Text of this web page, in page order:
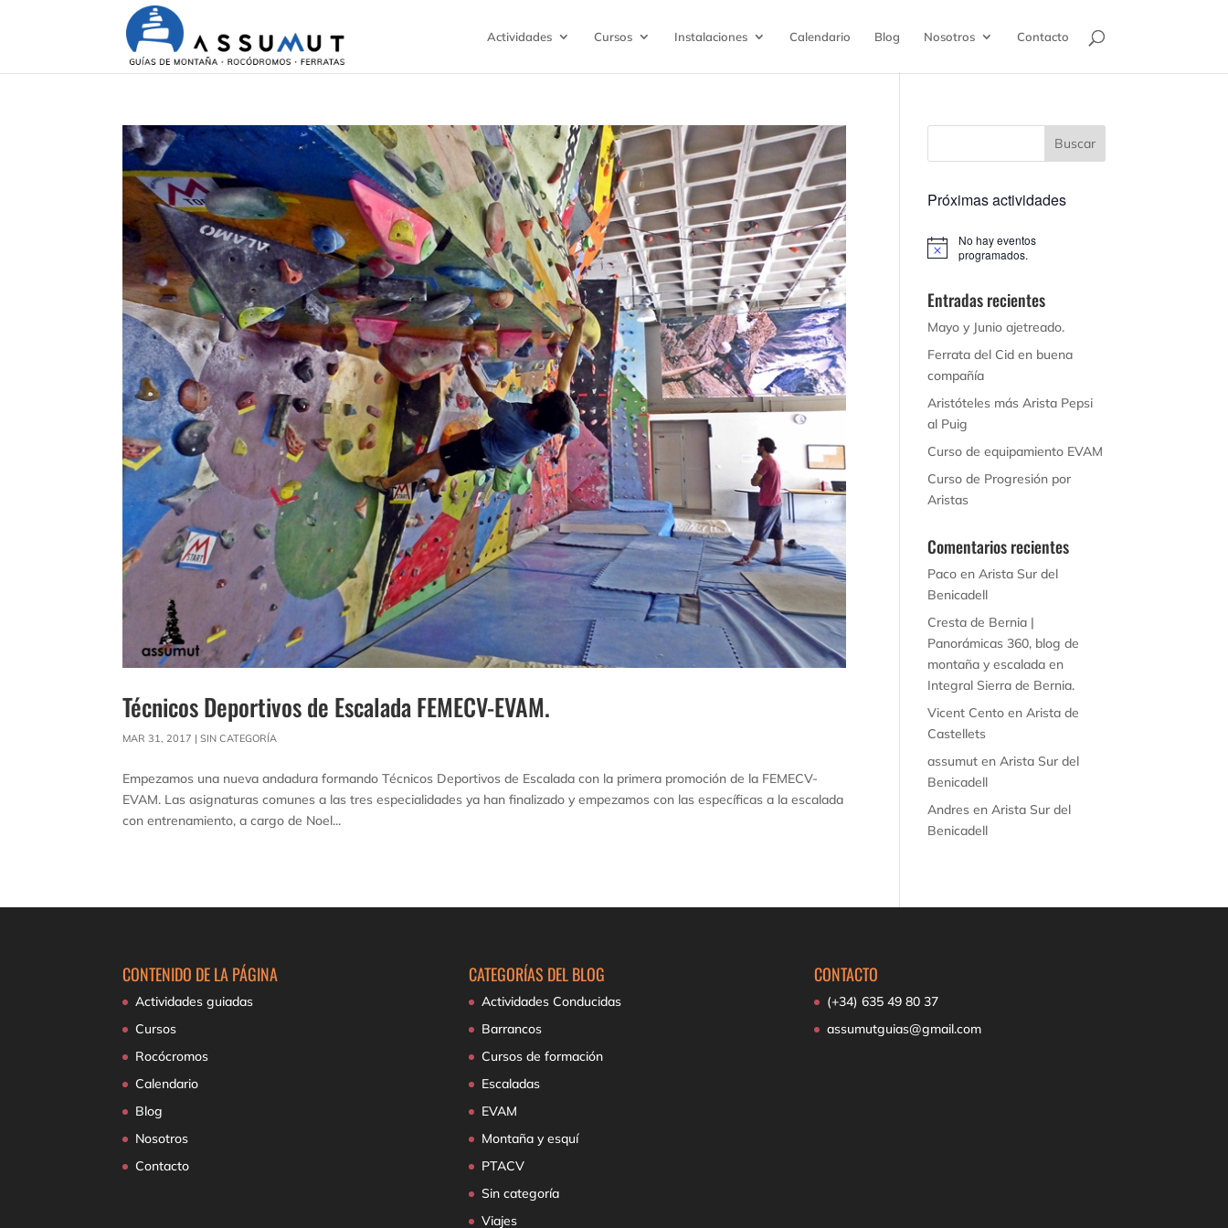
Actividades Cursos Instalaciones Calendario Blog Nosotros Contacto
Técnicos Deportivos de Escalada FEMECV-EVAM.
MAR 31, 2017 |SIN CATEGORÍA
Empezamos una nueva andadura formando Técnicos Deportivos de Escalada con la primera promoción de la FEMECV-
EVAM. Las asignaturas comunes a las tres especialidades ya han finalizado y empezamos con las específicas a la escalada
con entrenamiento, a cargo de Noel...
Próximas actividades
Aviso
No hay eventos
programados.
Entradas recientes
Mayo y Junio ajetreado.
Ferrata del Cid en buena
compañía
Aristóteles más Arista Pepsi
al Puig
Curso de equipamiento EVAM
Curso de Progresión por
Aristas
Comentarios recientes
Paco enArista Sur del
Benicadell
Cresta de Bernia |
Panorámicas 360, blog de
montaña y escalada en
Integral Sierra de Bernia.
Vicent Cento enArista de
Castellets
assumut enArista Sur del
Benicadell
Andres enArista Sur del
Benicadell
CONTENIDO DE LA PÁGINA
Actividades guiadas
Cursos
Rocócromos
Calendario
Blog
Nosotros
Contacto
CATEGORÍAS DEL BLOG
Actividades Conducidas
Barrancos
Cursos de formación
Escaladas
EVAM
Montaña y esquí
PTACV
Sin categoría
Viajes
CONTACTO
(+34) 635 49 80 37
assumutguias@gmail.com